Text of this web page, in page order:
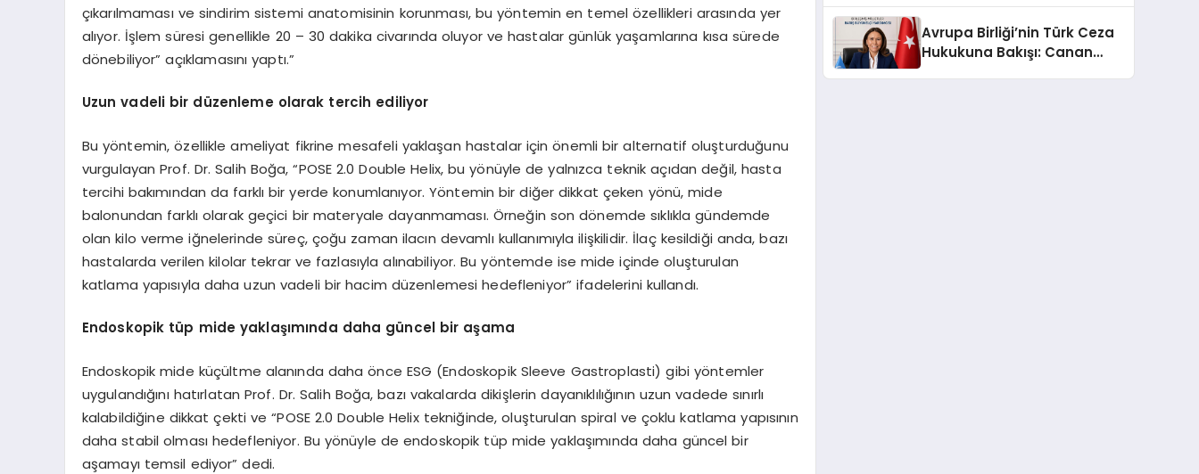
çıkarılmaması ve sindirim sistemi anatomisinin korunması, bu yöntemin en temel özellikleri arasında yer
alıyor. İşlem süresi genellikle 20 – 30 dakika civarında oluyor ve hastalar günlük yaşamlarına kısa sürede
dönebiliyor” açıklamasını yaptı.”
Uzun vadeli bir düzenleme olarak tercih ediliyor
Bu yöntemin, özellikle ameliyat fikrine mesafeli yaklaşan hastalar için önemli bir alternatif oluşturduğunu
vurgulayan Prof. Dr. Salih Boğa, “POSE 2.0 Double Helix, bu yönüyle de yalnızca teknik açıdan değil, hasta
tercihi bakımından da farklı bir yerde konumlanıyor. Yöntemin bir diğer dikkat çeken yönü, mide
balonundan farklı olarak geçici bir materyale dayanmaması. Örneğin son dönemde sıklıkla gündemde
olan kilo verme iğnelerinde süreç, çoğu zaman ilacın devamlı kullanımıyla ilişkilidir. İlaç kesildiği anda, bazı
hastalarda verilen kilolar tekrar ve fazlasıyla alınabiliyor. Bu yöntemde ise mide içinde oluşturulan
katlama yapısıyla daha uzun vadeli bir hacim düzenlemesi hedefleniyor” ifadelerini kullandı.
Endoskopik tüp mide yaklaşımında daha güncel bir aşama
Endoskopik mide küçültme alanında daha önce ESG (Endoskopik Sleeve Gastroplasti) gibi yöntemler
uygulandığını hatırlatan Prof. Dr. Salih Boğa, bazı vakalarda dikişlerin dayanıklılığının uzun vadede sınırlı
kalabildiğine dikkat çekti ve “POSE 2.0 Double Helix tekniğinde, oluşturulan spiral ve çoklu katlama yapısının
daha stabil olması hedefleniyor. Bu yönüyle de endoskopik tüp mide yaklaşımında daha güncel bir
aşamayı temsil ediyor” dedi.
Avrupa Birliği’nin Türk Ceza
Hukukuna Bakışı: Canan